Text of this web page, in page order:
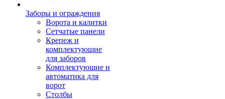
Заборы и ограждения
Ворота и калитки
Сетчатые панели
Крепеж и
комплектующие
для заборов
Комплектующие и
автоматика для
ворот
Столбы